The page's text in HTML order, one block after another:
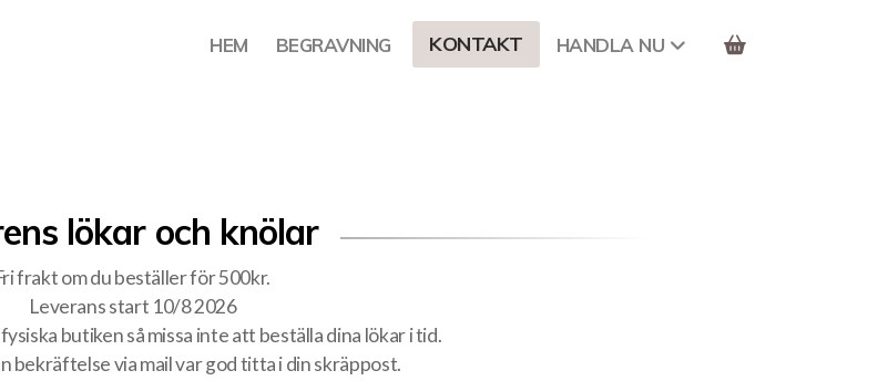
HEM BEGRAVNING KONTAKT HANDLA NU
lökar och knölar
frakt om du beställer för 500kr.
Leverans start 10/8 2026
butiken så missa inte att beställa dina lökar i tid.
bekräftelse via mail var god titta i din skräppost.